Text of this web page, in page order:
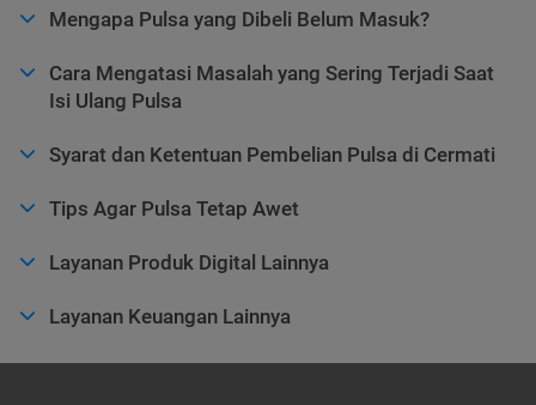
Mengapa Pulsa yang Dibeli Belum Masuk?
Cara Mengatasi Masalah yang Sering Terjadi Saat
Isi Ulang Pulsa
Syarat dan Ketentuan Pembelian Pulsa di Cermati
Tips Agar Pulsa Tetap Awet
Layanan Produk Digital Lainnya
Layanan Keuangan Lainnya